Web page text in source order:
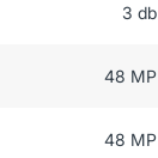
3 db
48 MP
48 MP